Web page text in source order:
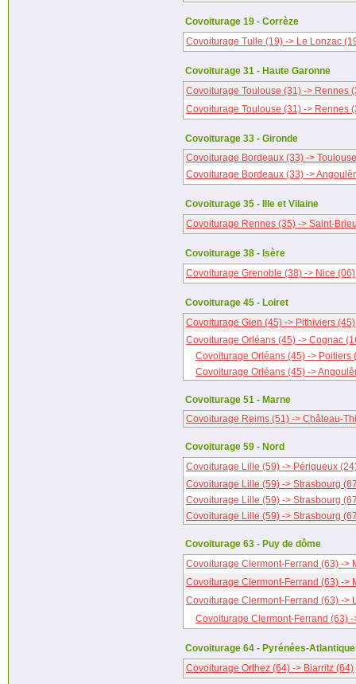
Covoiturage 19 - Corrèze
Covoiturage Tulle (19) -> Le Lonzac
Covoiturage 31 - Haute Garonne
Covoiturage Toulouse (31) -> Rennes
Covoiturage Toulouse (31) -> Rennes
Covoiturage 33 - Gironde
Covoiturage Bordeaux (33) ->
Covoiturage Bordeaux (33) ->
Covoiturage 35 - Ille et Vilaine
Covoiturage Rennes (35) -> Saint-
Covoiturage 38 - Isère
Covoiturage Grenoble (38) -> Nice (06)
Covoiturage 45 - Loiret
Covoiturage Gien (45) -> Pithiviers (45)
Covoiturage Orléans (45) -> Cognac
Covoiturage Orléans (45) -> Poitiers
Covoiturage Orléans (45) ->
Covoiturage 51 - Marne
Covoiturage Reims (51) -> Château-
Covoiturage 59 - Nord
Covoiturage Lille (59) -> Périgueux
Covoiturage Lille (59) -> Strasbourg
Covoiturage Lille (59) -> Strasbourg
Covoiturage Lille (59) -> Strasbourg
Covoiturage 63 - Puy de dôme
Covoiturage Clermont-Ferrand (63) ->
Covoiturage Clermont-Ferrand (63) ->
Covoiturage Clermont-Ferrand (63) ->
Covoiturage Clermont-Ferrand (63)
Covoiturage 64 - Pyrénées-
Covoiturage Orthez (64) -> Biarritz (64)